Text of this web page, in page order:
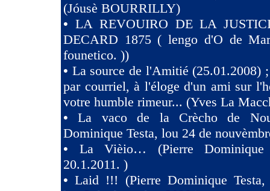
(Jóusè BOURRILLY)
• LA REVOUIRO DE LA
DECARD 1875 ( lengo d'O de
founetico. ))
• La source de l'Amitié (25.01.2008)
par courriel, à l'éloge d'un ami sur
votre humble rimeur... (Yves La
•La vaco de la Crècho de
Dominique Testa, lou 24 de
• La Vièio… (Pierre Dominique
20.1.2011. )
•Laid !!! (Pierre Dominique